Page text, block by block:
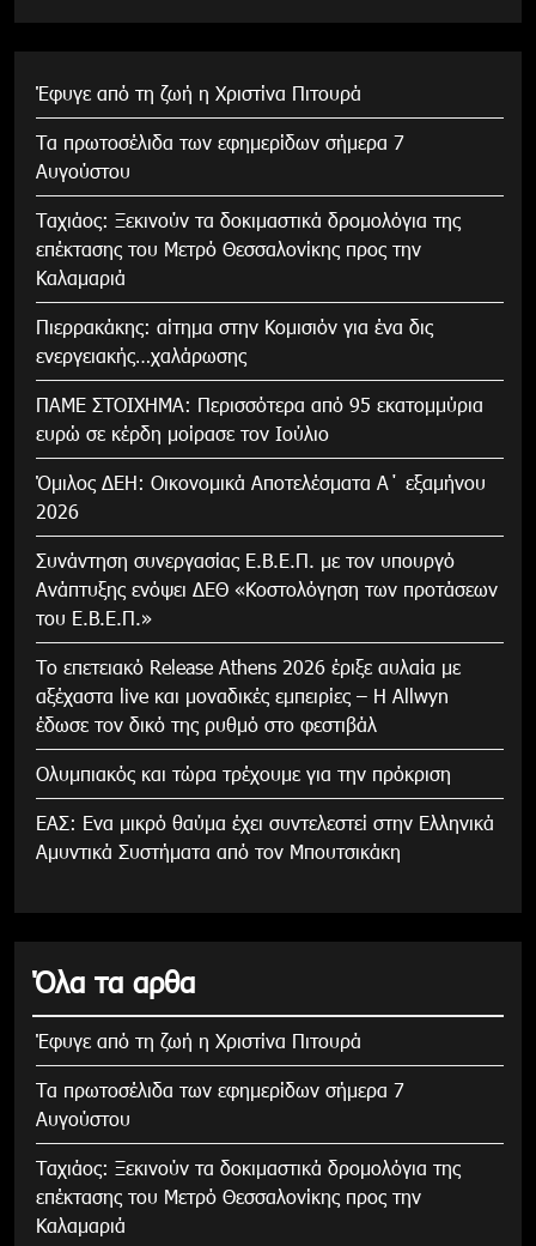
Έφυγε από τη ζωή η Χριστίνα Πιτουρά
Τα πρωτοσέλιδα των εφημερίδων σήμερα 7
Αυγούστου
Tαχιάος: Ξεκινούν τα δοκιμαστικά δρομολόγια της
επέκτασης του Μετρό Θεσσαλονίκης προς την
Καλαμαριά
Πιερρακάκης: αίτημα στην Κομισιόν για ένα δις
ενεργειακής…χαλάρωσης
ΠΑΜΕ ΣΤΟΙΧΗΜΑ: Περισσότερα από 95 εκατομμύρια
ευρώ σε κέρδη μοίρασε τον Ιούλιο
Όμιλος ΔΕΗ: Οικονομικά Αποτελέσματα Α΄ εξαμήνου
2026
Συνάντηση συνεργασίας Ε.Β.Ε.Π. με τον υπουργό
Ανάπτυξης ενόψει ΔΕΘ «Κοστολόγηση των προτάσεων
του Ε.Β.Ε.Π.»
Το επετειακό Release Athens 2026 έριξε αυλαία με
αξέχαστα live και μοναδικές εμπειρίες – Η Allwyn
έδωσε τον δικό της ρυθμό στο φεστιβάλ
Ολυμπιακός και τώρα τρέχουμε για την πρόκριση
ΕΑΣ: Ενα μικρό θαύμα έχει συντελεστεί στην Ελληνικά
Αμυντικά Συστήματα από τον Μπουτσικάκη
Όλα τα αρθα
Έφυγε από τη ζωή η Χριστίνα Πιτουρά
Τα πρωτοσέλιδα των εφημερίδων σήμερα 7
Αυγούστου
Tαχιάος: Ξεκινούν τα δοκιμαστικά δρομολόγια της
επέκτασης του Μετρό Θεσσαλονίκης προς την
Καλαμαριά